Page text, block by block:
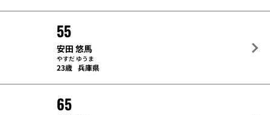
55
安田 悠馬
やすだ ゆうま
23歳 兵庫県
65